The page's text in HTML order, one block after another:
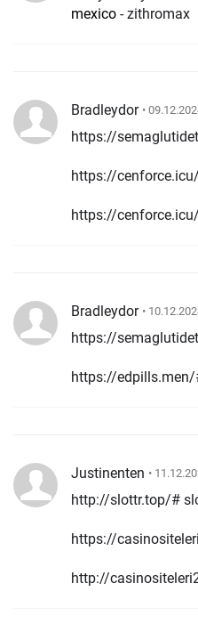
mexico - zithromax
Bradleydor •
https://
https://
https://
Bradleydor •
https://
https://edpills.men/
Justinenten •
http://slottr.top/#
https://
http://